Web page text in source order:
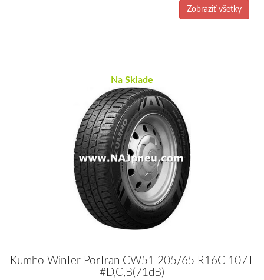
Zobraziť všetky
Na Sklade
Kumho WinTer PorTran CW51 205/65 R16C 107T
#D,C,B(71dB)